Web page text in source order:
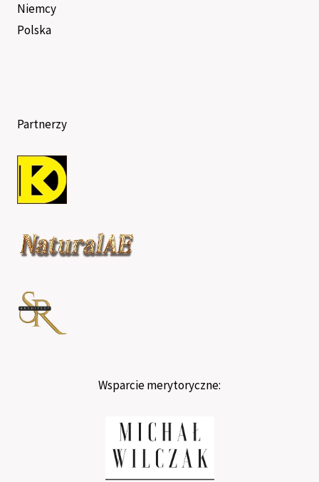
Niemcy
Polska
Partnerzy
Wsparcie merytoryczne: